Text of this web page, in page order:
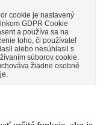
cookie je nastavený
GDPR Cookie
a používa sa na
toho, či používateľ
alebo nesúhlasil s
súborov cookie.
žiadne osobné